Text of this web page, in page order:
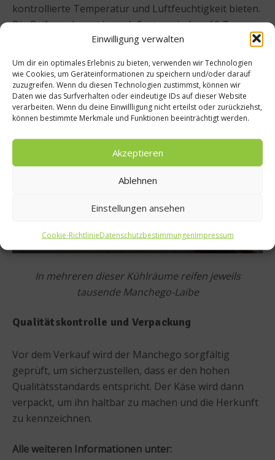
Einwilligung verwalten
Um dir ein optimales Erlebnis zu bieten, verwenden wir Technologien
wie Cookies, um Geräteinformationen zu speichern und/oder darauf
zuzugreifen. Wenn du diesen Technologien zustimmst, können wir
Daten wie das Surfverhalten oder eindeutige IDs auf dieser Website
verarbeiten. Wenn du deine Einwillligung nicht erteilst oder zurückziehst,
können bestimmte Merkmale und Funktionen beeinträchtigt werden.
Akzeptieren
Ablehnen
Einstellungen ansehen
Cookie-RichtlinieDatenschutzbestimmungenImpressum
kontrollierte Temperatur und Luftfeuchtigkeit bieten.
Die Reifung dauert je nach Sorte zwischen 60 Tagen
und mehreren Monaten. Während dieser Zeit
entwickelt der Käse seine komplexen Aromen und
seine typische harte, aber dennoch cremige Textur.
In mehreren dieser Kühlräume reifen jeweils
tausende Manchego-Laibe
Qualitätskontrolle und Verpackung
Vor dem Verkauf wird der Manchego sorgfältig
geprüft, um sicherzustellen, dass er den hohen
Qualitätsstandards entspricht. Der Käse wird dann
verpackt, um ihn haltbar zu machen und die Herkunft
zu kennzeichnen.
Alle weiteren Informationen unter: